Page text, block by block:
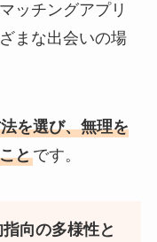
ッチングアプリ
まな出会いの場
を選び、無理を
とです。
向の多様性と